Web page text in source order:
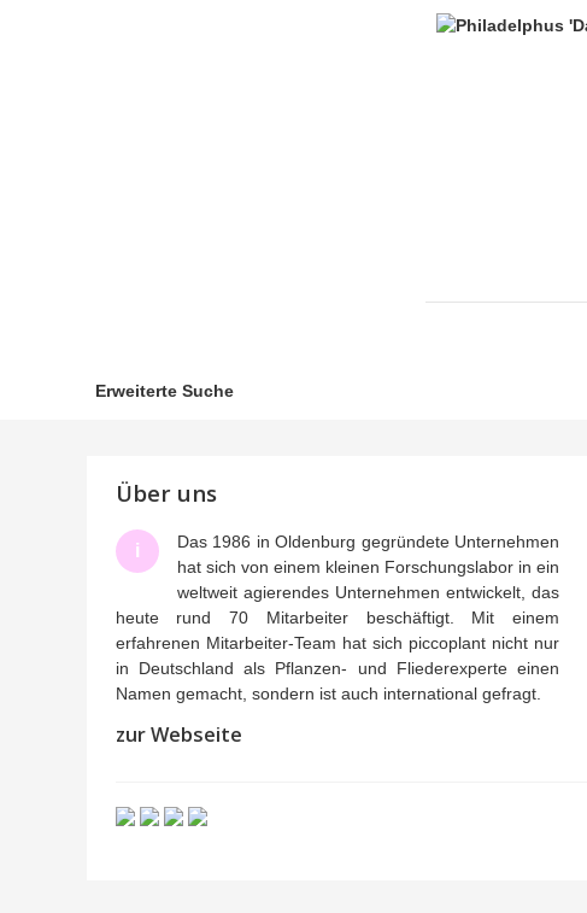
Erweiterte Suche
Über uns
i
Das 1986 in Oldenburg gegründete Unternehmen
hat sich von einem kleinen Forschungslabor in ein
weltweit agierendes Unternehmen entwickelt, das
heute rund 70 Mitarbeiter beschäftigt. Mit einem
erfahrenen Mitarbeiter-Team hat sich piccoplant nicht nur
in Deutschland als Pflanzen- und Fliederexperte einen
Namen gemacht, sondern ist auch international gefragt.
zur Webseite